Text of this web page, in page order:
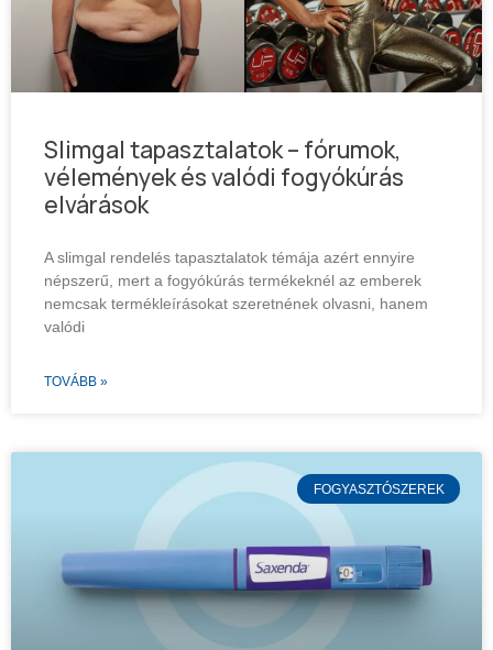
Slimgal tapasztalatok – fórumok,
vélemények és valódi fogyókúrás
elvárások
A slimgal rendelés tapasztalatok témája azért ennyire
népszerű, mert a fogyókúrás termékeknél az emberek
nemcsak termékleírásokat szeretnének olvasni, hanem
valódi
TOVÁBB »
FOGYASZTÓSZEREK